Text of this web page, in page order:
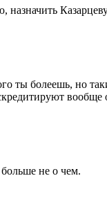
назначить
ты болеешь, но
вообще
не о чем.